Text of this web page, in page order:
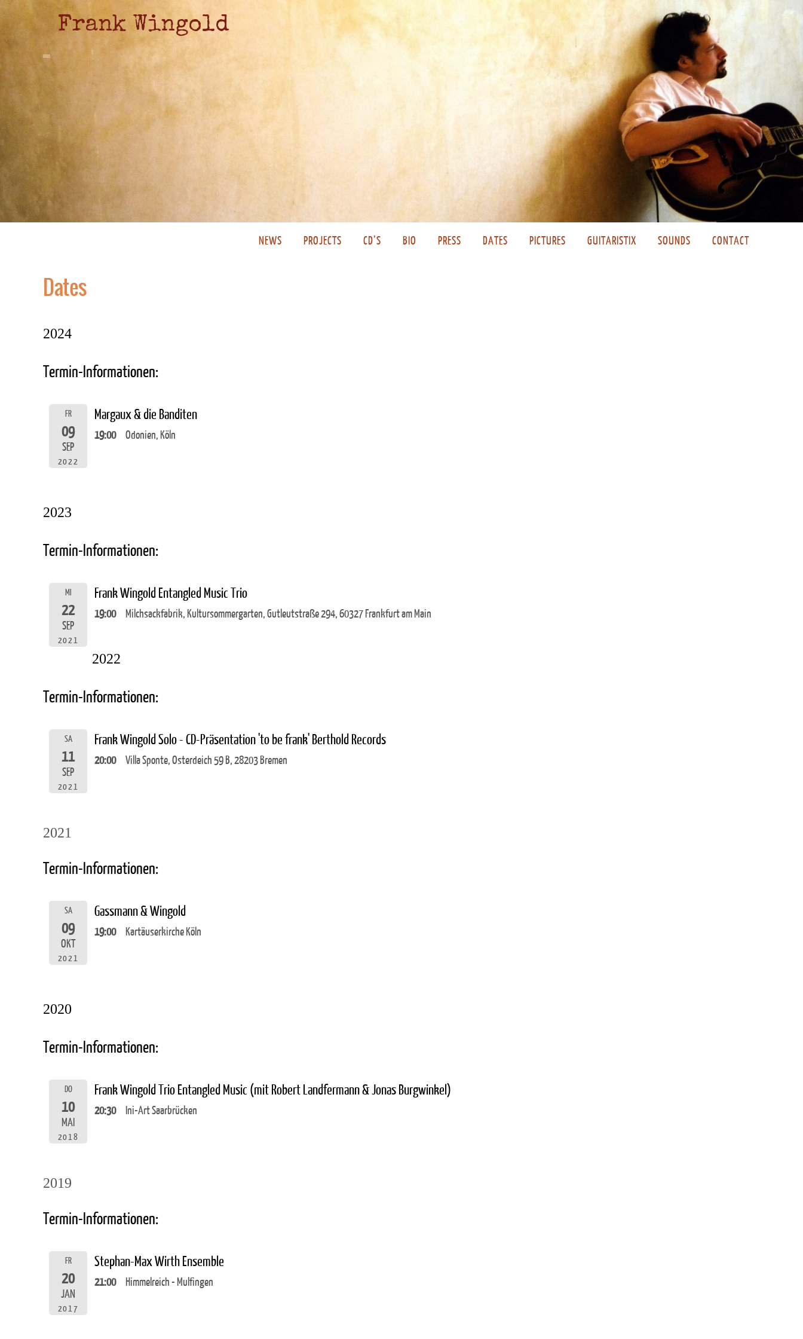
Frank Wingold
NEWS PROJECTS CD’S BIO PRESS DATES PICTURES GUITARISTIX SOUNDS CONTACT
Dates
2024
Termin-Informationen:
FR
09
SEP
2022
Margaux & die Banditen
19:00 Odonien, Köln
2023
Termin-Informationen:
MI
22
SEP
2021
Frank Wingold Entangled Music Trio
19:00 Milchsackfabrik, Kultursommergarten, Gutleutstraße 294, 60327 Frankfurt am Main
2022
Termin-Informationen:
SA
11
SEP
2021
Frank Wingold Solo - CD-Präsentation 'to be frank' Berthold Records
20:00 Villa Sponte, Osterdeich 59 B, 28203 Bremen
2021
Termin-Informationen:
SA
09
OKT
2021
Gassmann & Wingold
19:00 Kartäuserkirche Köln
2020
Termin-Informationen:
DO
10
MAI
2018
Frank Wingold Trio Entangled Music (mit Robert Landfermann & Jonas Burgwinkel)
20:30 Ini-Art Saarbrücken
2019
Termin-Informationen:
FR
20
JAN
2017
Stephan-Max Wirth Ensemble
21:00 Himmelreich - Mulfingen